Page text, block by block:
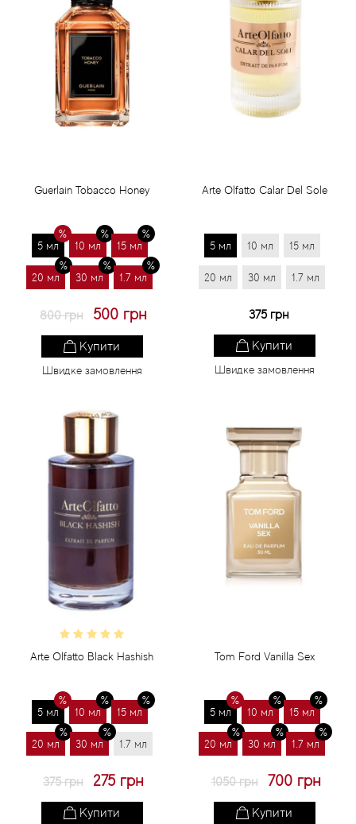
Guerlain Tobacco Honey
5 мл 10 мл 15 мл
20 мл 30 мл 1.7 мл
800 грн 500 грн
Купити
Швидке замовлення
Arte Olfatto Calar Del Sole
5 мл 10 мл 15 мл
20 мл 30 мл 1.7 мл
375 грн
Купити
Швидке замовлення
Arte Olfatto Black Hashish
5 мл 10 мл 15 мл
20 мл 30 мл 1.7 мл
375 грн 275 грн
Купити
Tom Ford Vanilla Sex
5 мл 10 мл 15 мл
20 мл 30 мл 1.7 мл
1050 грн 700 грн
Купити